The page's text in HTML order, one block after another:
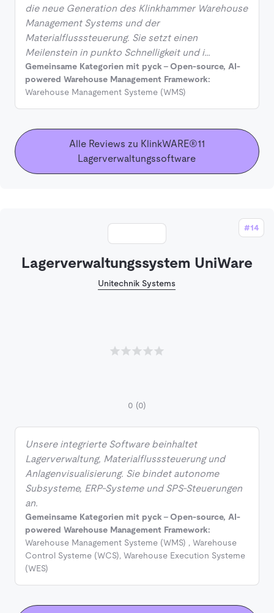
die neue Generation des Klinkhammer Warehouse
Management Systems und der
Materialflusssteuerung. Sie setzt einen
Meilenstein in punkto Schnelligkeit und i…
Gemeinsame Kategorien mit pyck - Open-source, AI-
powered Warehouse Management Framework:
Warehouse Management Systeme (WMS)
Alle Reviews zu KlinkWARE®11
Lagerverwaltungssoftware
#14
Lagerverwaltungssystem UniWare
Unitechnik Systems
0 (0)
Unsere integrierte Software beinhaltet
Lagerverwaltung, Materialflusssteuerung und
Anlagenvisualisierung. Sie bindet autonome
Subsysteme, ERP-Systeme und SPS-Steuerungen
an.
Gemeinsame Kategorien mit pyck - Open-source, AI-
powered Warehouse Management Framework:
Warehouse Management Systeme (WMS) , Warehouse
Control Systeme (WCS), Warehouse Execution Systeme
(WES)